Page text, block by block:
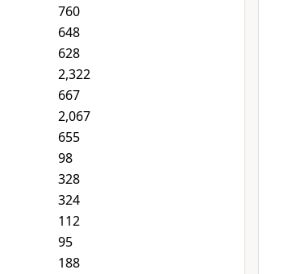
760
648
628
2,322
667
2,067
655
98
328
324
112
95
188